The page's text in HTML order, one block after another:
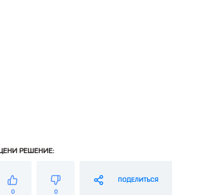
РЕШЕНИЕ:
0 0
ПОДЕЛИТЬСЯ